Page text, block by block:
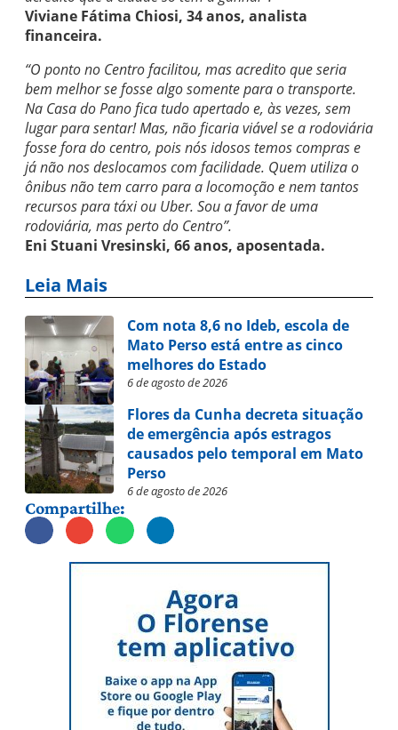
Viviane Fátima Chiosi, 34 anos, analista
financeira.
“O ponto no Centro facilitou, mas acredito que seria
bem melhor se fosse algo somente para o transporte.
Na Casa do Pano fica tudo apertado e, às vezes, sem
lugar para sentar! Mas, não ficaria viável se a rodoviária
fosse fora do centro, pois nós idosos temos compras e
já não nos deslocamos com facilidade. Quem utiliza o
ônibus não tem carro para a locomoção e nem tantos
recursos para táxi ou Uber. Sou a favor de uma
rodoviária, mas perto do Centro”.
Eni Stuani Vresinski, 66 anos, aposentada.
Leia Mais
Com nota 8,6 no Ideb, escola de
Mato Perso está entre as cinco
melhores do Estado
6 de agosto de 2026
Flores da Cunha decreta situação
de emergência após estragos
causados pelo temporal em Mato
Perso
6 de agosto de 2026
Compartilhe: